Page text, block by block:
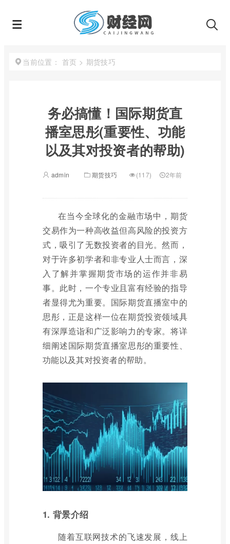
当前位置： 首页 > 期货技巧
务必搞懂！国际期货直
播室思彤(重要性、功能
以及其对投资者的帮助)
admin 期货技巧 (117) 2年前
在当今全球化的金融市场中，期货
交易作为一种高收益但高风险的投资方
式，吸引了无数投资者的目光。然而，
对于许多初学者和非专业人士而言，深
入了解并掌握期货市场的运作并非易
事。此时，一个专业且富有经验的指导
者显得尤为重要。国际期货直播室中的
思彤，正是这样一位在期货投资领域具
有深厚造诣和广泛影响力的专家。将详
细阐述国际期货直播室思彤的重要性、
功能以及其对投资者的帮助。
1. 背景介绍
随着互联网技术的飞速发展，线上